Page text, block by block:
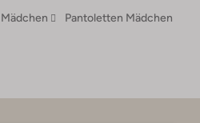
Mädchen Pantoletten Mädchen